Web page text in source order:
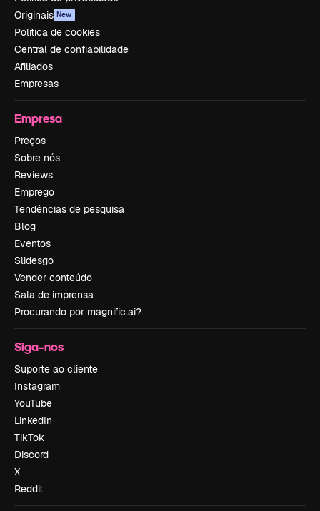
Originais New
Política de cookies
Central de confiabilidade
Afiliados
Empresas
Empresa
Preços
Sobre nós
Reviews
Emprego
Tendências de pesquisa
Blog
Eventos
Slidesgo
Vender conteúdo
Sala de imprensa
Procurando por magnific.ai?
Siga-nos
Suporte ao cliente
Instagram
YouTube
LinkedIn
TikTok
Discord
X
Reddit